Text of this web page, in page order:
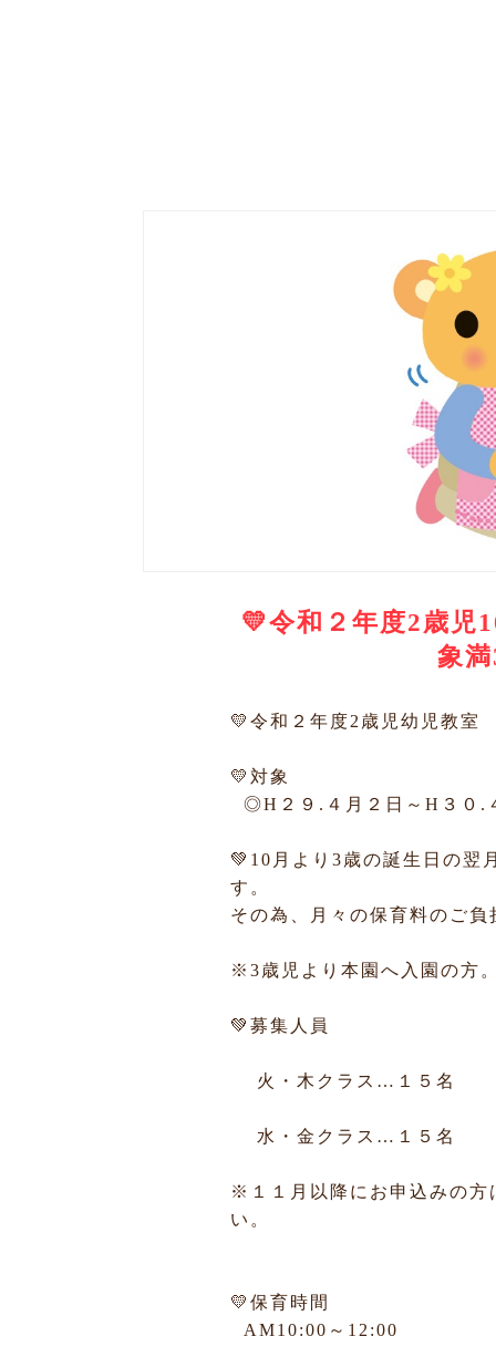
💛令和２年度2歳児
象
💛令和２年度2歳児幼児教室
💛対象
◎H２９.４月２日～H３０.
💚10月より3歳の誕生日の翌
す。
その為、月々の保育料のご
※3歳児より本園へ入園の方
💚募集人員
火・木クラス…１５名
水・金クラス…１５名
※１１月以降にお申込みの方
い。
💛保育時間
AM10:00～12:00